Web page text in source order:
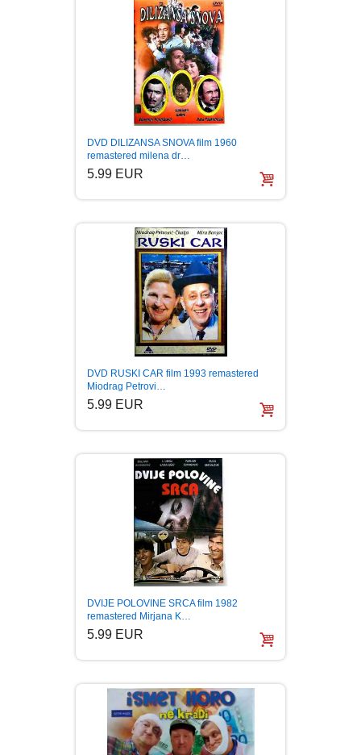
DVD DILIZANSA SNOVA film 1960
remastered milena dr…
5.99 EUR
DVD RUSKI CAR film 1993 remastered
Miodrag Petrovi…
5.99 EUR
DVIJE POLOVINE SRCA film 1982
remastered Mirjana K…
5.99 EUR